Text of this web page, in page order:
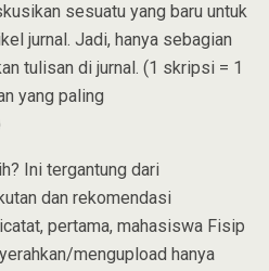
sesuatu yang baru untuk
jurnal. Jadi, hanya sebagian
tulisan di jurnal. (1 skripsi = 1
yang paling
Ini tergantung dari
dan rekomendasi
pertama, mahasiswa Fisip
mengupload hanya